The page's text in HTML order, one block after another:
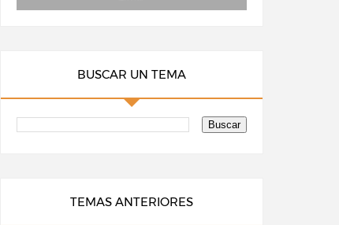
BUSCAR UN TEMA
TEMAS ANTERIORES